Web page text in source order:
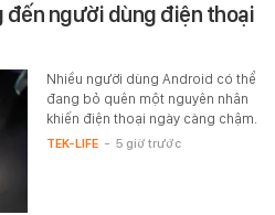
đến người dùng điện thoại
Nhiều người dùng Android có thể
đang bỏ quên một nguyên nhân
khiến điện thoại ngày càng chậm.
TEK-LIFE - 5 giờ trước